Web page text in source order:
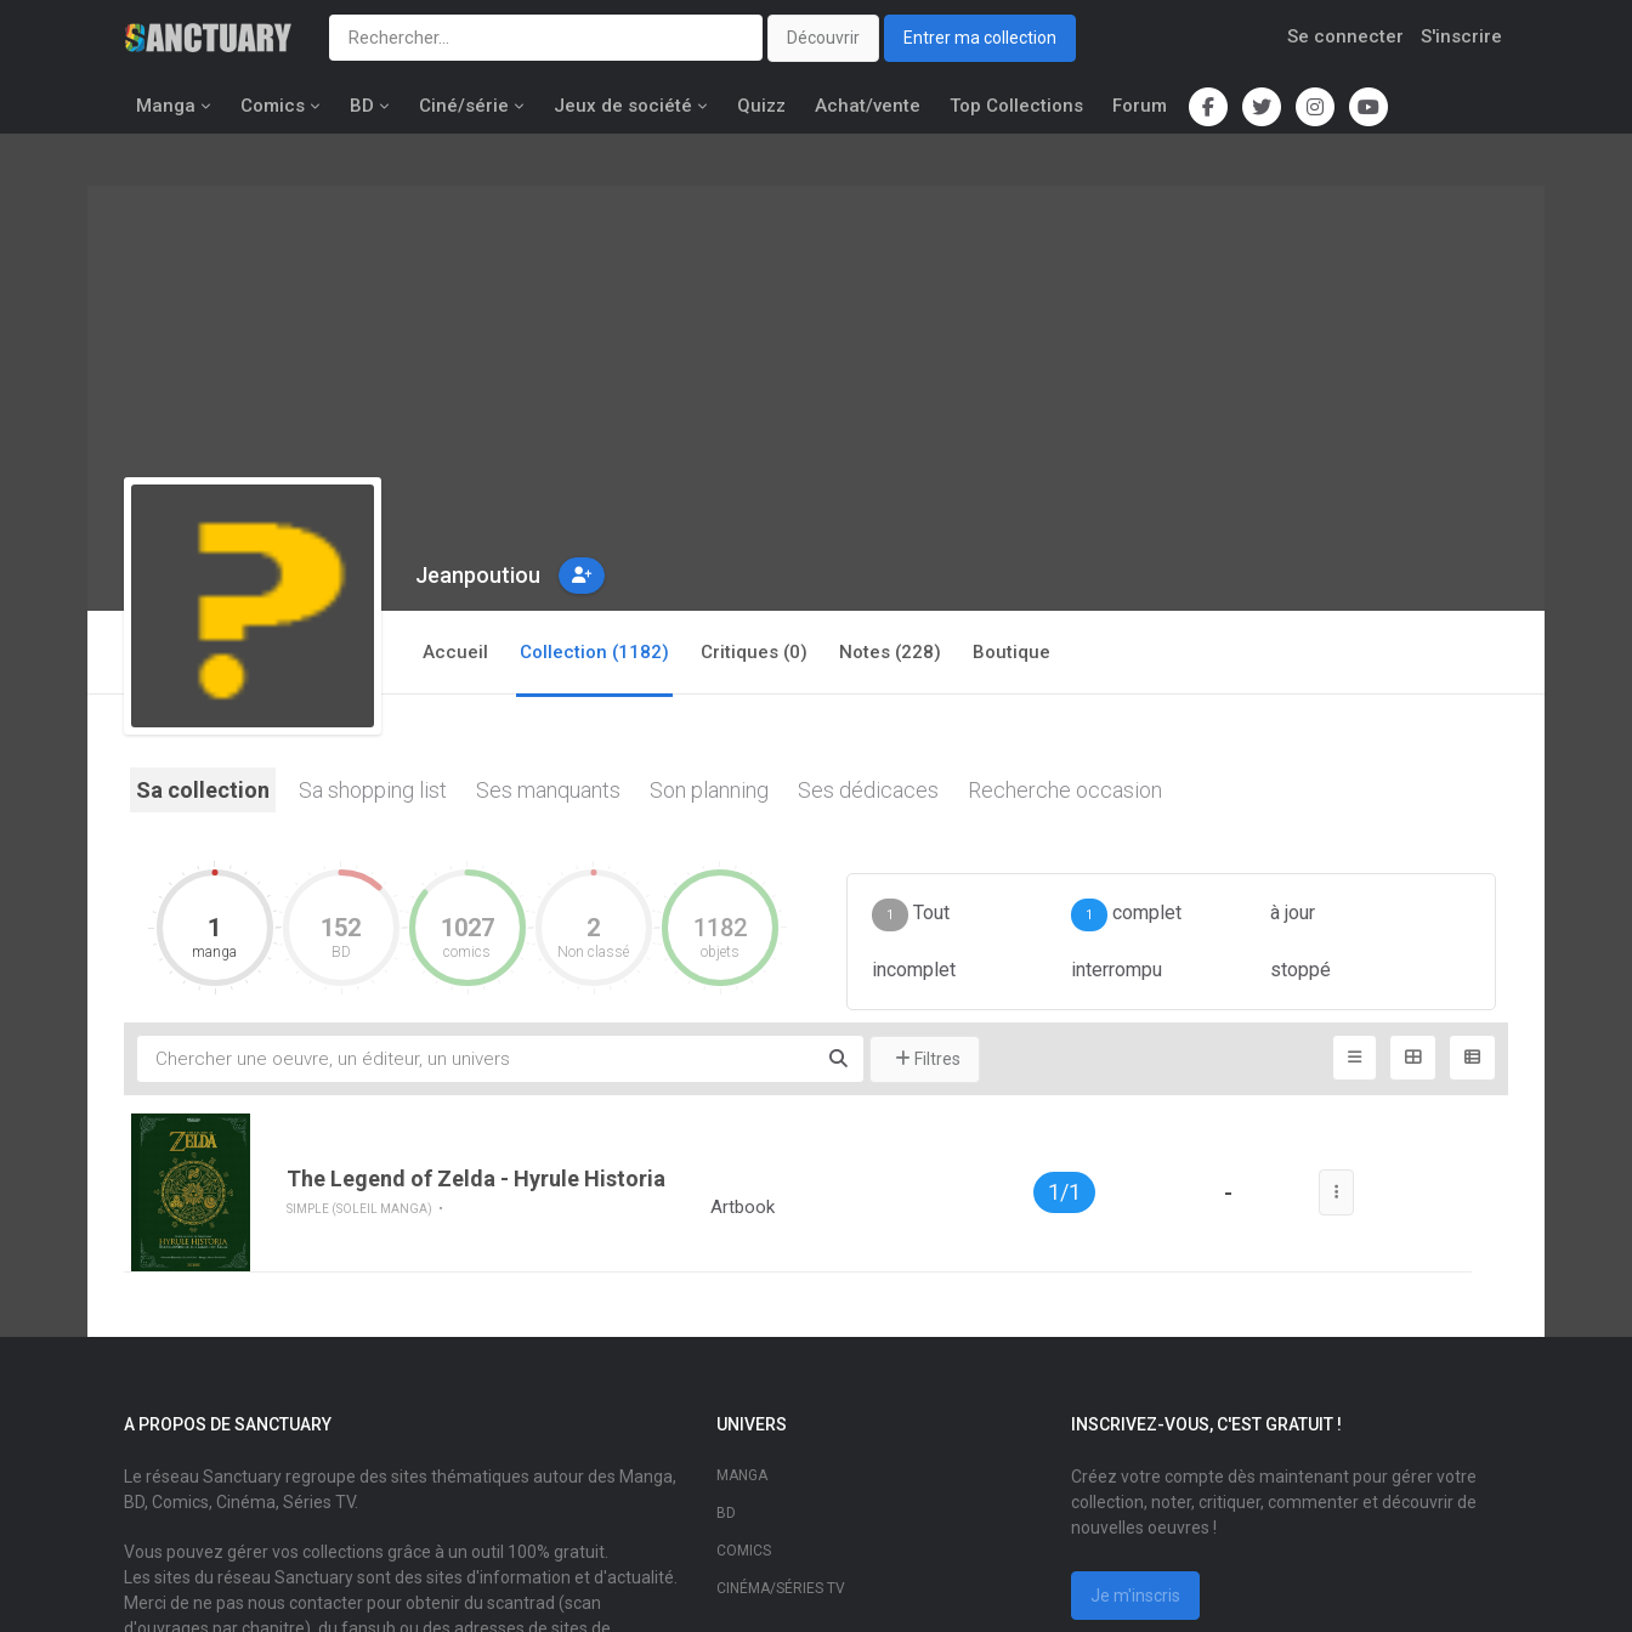
Découvrir Entrer ma collection Se connecter S'inscrire
Manga Comics BD Ciné/série Jeux de société Quizz Achat/vente Top Collections Forum
Jeanpoutiou
Accueil Collection (1182) Critiques (0) Notes (228) Boutique
Sa collection Sa shopping list Ses manquants Son planning Ses dédicaces Recherche occasion
1
manga
152
BD
1027
comics
2
Non classé
1182
objets
1 Tout 1 complet à jour
incomplet interrompu stoppé
Filtres
The Legend of Zelda - Hyrule Historia
SIMPLE (SOLEIL MANGA) Artbook
1/1 -
A PROPOS DE SANCTUARY
Le réseau Sanctuary regroupe des sites thématiques autour des Manga,
BD, Comics, Cinéma, Séries TV.
Vous pouvez gérer vos collections grâce à un outil 100% gratuit.
Les sites du réseau Sanctuary sont des sites d'information et d'actualité.
Merci de ne pas nous contacter pour obtenir du scantrad (scan
UNIVERS
MANGA
BD
COMICS
CINÉMA/SÉRIES TV
INSCRIVEZ-VOUS, C'EST GRATUIT !
Créez votre compte dès maintenant pour gérer votre
collection, noter, critiquer, commenter et découvrir de
nouvelles oeuvres !
Je m'inscris